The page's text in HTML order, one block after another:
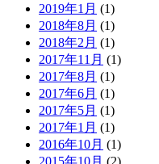
2019年1月 (1)
2018年8月 (1)
2018年2月 (1)
2017年11月 (1)
2017年8月 (1)
2017年6月 (1)
2017年5月 (1)
2017年1月 (1)
2016年10月 (1)